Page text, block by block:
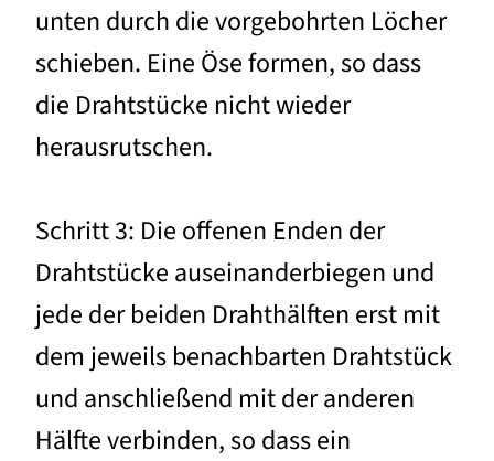
unten durch die vorgebohrten Löcher
schieben. Eine Öse formen, so dass
die Drahtstücke nicht wieder
herausrutschen.
Schritt 3: Die offenen Enden der
Drahtstücke auseinanderbiegen und
jede der beiden Drahthälften erst mit
dem jeweils benachbarten Drahtstück
und anschließend mit der anderen
Hälfte verbinden, so dass ein